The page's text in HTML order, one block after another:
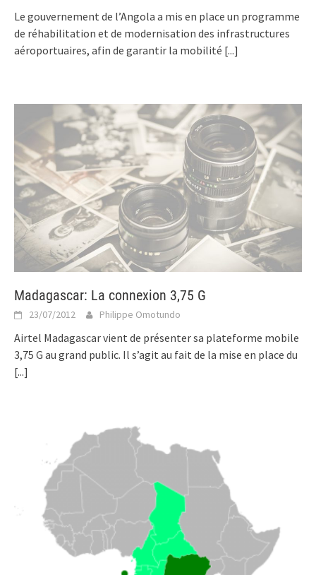
Le gouvernement de l’Angola a mis en place un programme
de réhabilitation et de modernisation des infrastructures
aéroportuaires, afin de garantir la mobilité [...]
Madagascar: La connexion 3,75 G
23/07/2012 Philippe Omotundo
Airtel Madagascar vient de présenter sa plateforme mobile
3,75 G au grand public. Il s’agit au fait de la mise en place du
[...]